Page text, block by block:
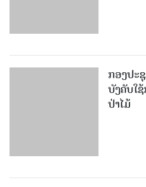
ກອງປະ
ບັງຄັບໃ
ປ່າໄມ້